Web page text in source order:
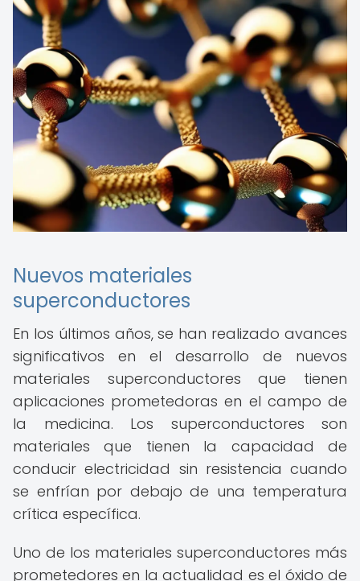
Nuevos materiales
superconductores
En los últimos años, se han realizado avances
significativos en el desarrollo de nuevos
materiales superconductores que tienen
aplicaciones prometedoras en el campo de
la medicina. Los superconductores son
materiales que tienen la capacidad de
conducir electricidad sin resistencia cuando
se enfrían por debajo de una temperatura
crítica específica.
Uno de los materiales superconductores más
prometedores en la actualidad es el óxido de